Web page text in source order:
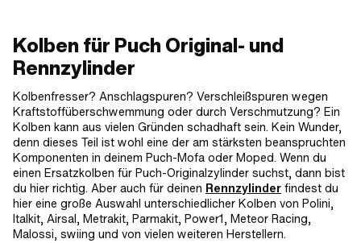
Kolben für Puch Original- und
Rennzylinder
Kolbenfresser? Anschlagspuren? Verschleißspuren wegen
Kraftstoffüberschwemmung oder durch Verschmutzung? Ein
Kolben kann aus vielen Gründen schadhaft sein. Kein Wunder,
denn dieses Teil ist wohl eine der am stärksten beanspruchten
Komponenten in deinem Puch-Mofa oder Moped. Wenn du
einen Ersatzkolben für Puch-Originalzylinder suchst, dann bist
du hier richtig. Aber auch für deinen Rennzylinder findest du
hier eine große Auswahl unterschiedlicher Kolben von Polini,
Italkit, Airsal, Metrakit, Parmakit, Power1, Meteor Racing,
Malossi, swiing und von vielen weiteren Herstellern.